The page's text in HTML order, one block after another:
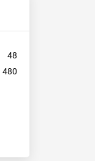
48
480